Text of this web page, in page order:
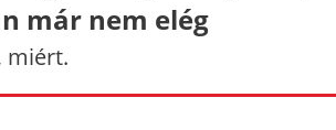
már nem elég
miért.